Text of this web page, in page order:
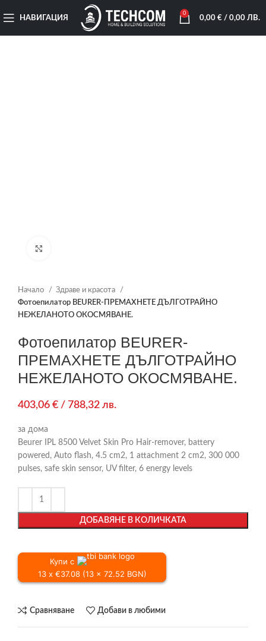
НАВИГАЦИЯ
0
0,00 €/ 0,00 ЛВ.
Начало
Здраве и красота
Фотоепилатор BEURER-ПРЕМАХНЕТЕ ДЪЛГОТРАЙНО
НЕЖЕЛАНОТО ОКОСМЯВАНЕ.
Фотоепилатор BEURER-
ПРЕМАХНЕТЕ ДЪЛГОТРАЙНО
НЕЖЕЛАНОТО ОКОСМЯВАНЕ.
403,06 € / 788,32 лв.
за дома
Beurer IPL 8500 Velvet Skin Pro Hair-remover, battery
powered, Auto flash, 4.5 cm2, 1 attachment 2 cm2, 300 000
pulses, safe skin sensor, UV filter, 6 energy levels
ДОБАВЯНЕ В КОЛИЧКАТА
Купи с
13 x €37.08 (13 x 72.52 BGN)
Сравняване Добави в любими